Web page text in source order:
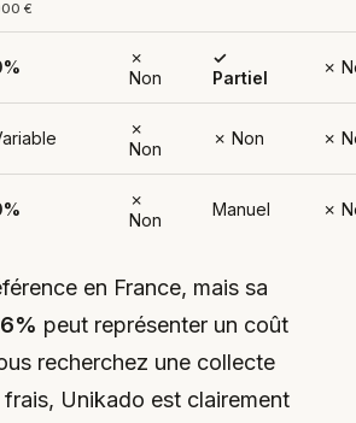
€
✗
Non
✓
Partiel
✗
✗
Non
✗ Non ✗
✗
Non
Manuel ✗
en France, mais sa
6% peut représenter un coût
recherchez une collecte
frais, Unikado est clairement